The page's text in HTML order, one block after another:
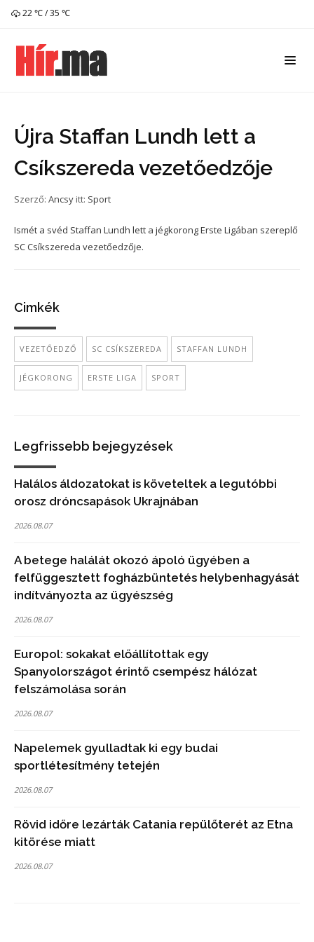
22 ℃ / 35 ℃
Újra Staffan Lundh lett a
Csíkszereda vezetőedzője
Szerző: Ancsy itt: Sport
Ismét a svéd Staffan Lundh lett a jégkorong Erste Ligában szereplő
SC Csíkszereda vezetőedzője.
Cimkék
VEZETŐEDZŐ SC CSÍKSZEREDA STAFFAN LUNDH
JÉGKORONG ERSTE LIGA SPORT
Legfrissebb bejegyzések
Halálos áldozatokat is követeltek a legutóbbi
orosz dróncsapások Ukrajnában
2026.08.07
A betege halálát okozó ápoló ügyében a
felfüggesztett fogházbüntetés helybenhagyását
indítványozta az ügyészség
2026.08.07
Europol: sokakat előállítottak egy
Spanyolországot érintő csempész hálózat
felszámolása során
2026.08.07
Napelemek gyulladtak ki egy budai
sportlétesítmény tetején
2026.08.07
Rövid időre lezárták Catania repülőterét az Etna
kitörése miatt
2026.08.07